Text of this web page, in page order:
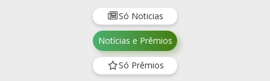
Só Noticias
Notícias e Prêmios
Só Prêmios